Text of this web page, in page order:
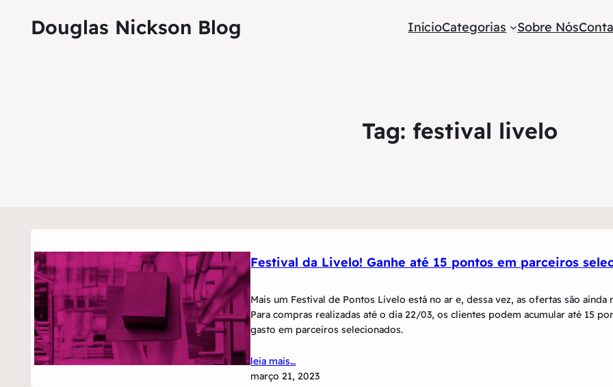
Douglas Nickson Blog InícioCategorias Sobre Nós
Tag: festival livelo
Festival da Livelo! Ganhe até 15 pontos em parceiros
Mais um Festival de Pontos Livelo está no ar e, dessa vez, as ofertas são ainda
Para compras realizadas até o dia 22/03, os clientes podem acumular até 15
gasto em parceiros selecionados.
leia mais…
março 21, 2023